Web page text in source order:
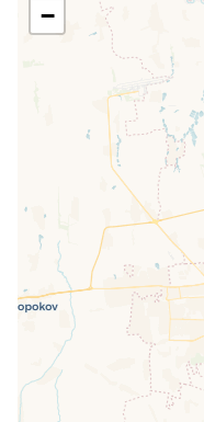
If you
loaded
−